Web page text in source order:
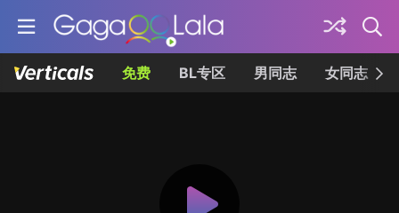
免费 BL专区 男同志 女同志